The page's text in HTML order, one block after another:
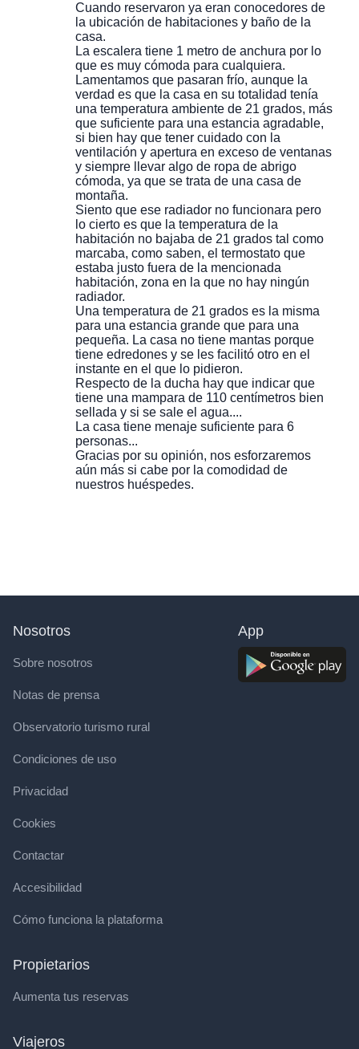
Cuando reservaron ya eran conocedores de
la ubicación de habitaciones y baño de la
casa.
La escalera tiene 1 metro de anchura por lo
que es muy cómoda para cualquiera.
Lamentamos que pasaran frío, aunque la
verdad es que la casa en su totalidad tenía
una temperatura ambiente de 21 grados, más
que suficiente para una estancia agradable,
si bien hay que tener cuidado con la
ventilación y apertura en exceso de ventanas
y siempre llevar algo de ropa de abrigo
cómoda, ya que se trata de una casa de
montaña.
Siento que ese radiador no funcionara pero
lo cierto es que la temperatura de la
habitación no bajaba de 21 grados tal como
marcaba, como saben, el termostato que
estaba justo fuera de la mencionada
habitación, zona en la que no hay ningún
radiador.
Una temperatura de 21 grados es la misma
para una estancia grande que para una
pequeña. La casa no tiene mantas porque
tiene edredones y se les facilitó otro en el
instante en el que lo pidieron.
Respecto de la ducha hay que indicar que
tiene una mampara de 110 centímetros bien
sellada y si se sale el agua....
La casa tiene menaje suficiente para 6
personas...
Gracias por su opinión, nos esforzaremos
aún más si cabe por la comodidad de
nuestros huéspedes.
Nosotros
Sobre nosotros
Notas de prensa
Observatorio turismo rural
Condiciones de uso
Privacidad
Cookies
Contactar
Accesibilidad
Cómo funciona la plataforma
Propietarios
Aumenta tus reservas
Viajeros
App